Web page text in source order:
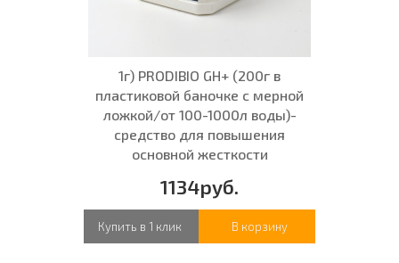
1г) PRODIBIO GH+ (200г в
пластиковой баночке с мерной
ложкой/от 100-1000л воды)-
средство для повышения
основной жесткости
1134руб.
Купить в 1 клик В корзину